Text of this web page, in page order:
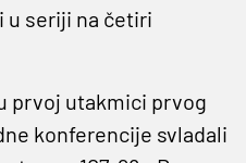
u seriji na četiri
prvoj utakmici prvog
konferencije svladali